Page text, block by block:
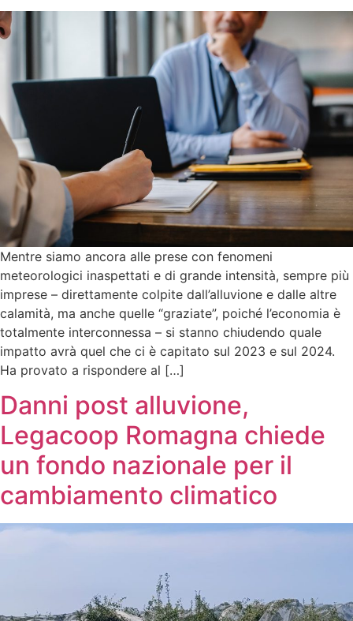
Mentre siamo ancora alle prese con fenomeni
meteorologici inaspettati e di grande intensità, sempre più
imprese – direttamente colpite dall’alluvione e dalle altre
calamità, ma anche quelle “graziate”, poiché l’economia è
totalmente interconnessa – si stanno chiudendo quale
impatto avrà quel che ci è capitato sul 2023 e sul 2024.
Ha provato a rispondere al […]
Danni post alluvione,
Legacoop Romagna chiede
un fondo nazionale per il
cambiamento climatico